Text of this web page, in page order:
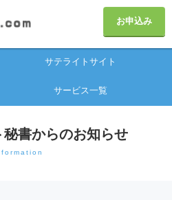
お申込み
サテライトサイト
サービス一覧
秘書からのお知らせ